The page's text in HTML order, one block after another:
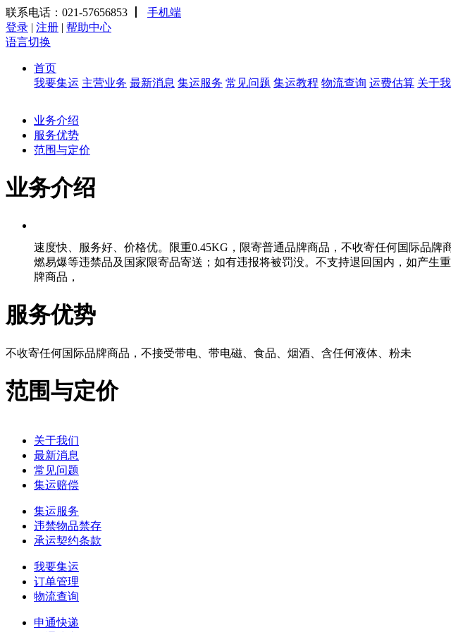
联系电话：021-57656853
手机端
登录 | 注册 | 帮助中心
语言切换
首页
我要集运 主营业务 最新消息 集运服务 常见问题 集运教程 物流查询 运费估算 关于
业务介绍
服务优势
范围与定价
业务介绍
速度快、服务好、价格优。限重0.45KG，限寄普通品牌商品，不收寄任何国际品
燃易爆等违禁品及国家限寄品寄送；如有违报将被罚没。不支持退回国内，如产生
牌商品，
服务优势
不收寄任何国际品牌商品，不接受带电、带电磁、食品、烟酒、含任何液体、粉未
范围与定价
关于我们
最新消息
常见问题
集运赔偿
集运服务
违禁物品禁存
承运契约条款
我要集运
订单管理
物流查询
申通快递